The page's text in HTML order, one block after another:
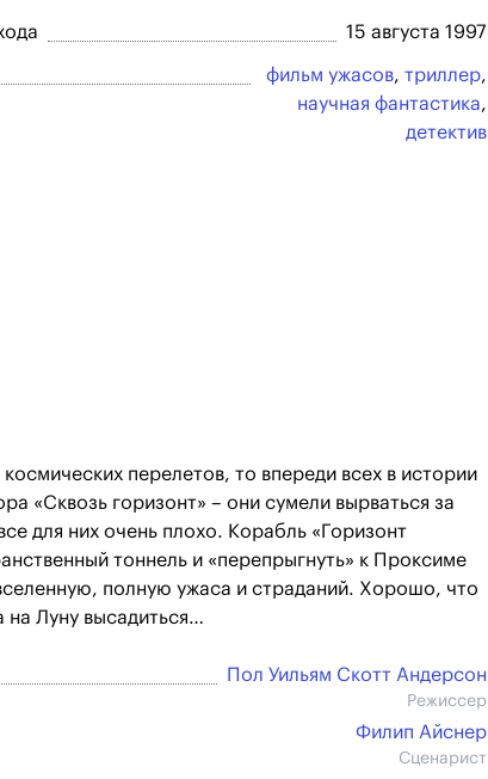
15 августа 1997
фильм ужасов, триллер,
научная фантастика,
детектив
перелетов, то впереди всех в истории
«Сквозь горизонт» – они сумели вырваться за
для них очень плохо. Корабль «Горизонт
тоннель и «перепрыгнуть» к Проксиме
полную ужаса и страданий. Хорошо, что
на Луну высадиться…
Пол Уильям Скотт Андерсон
Режиссер
Филип Айснер
Сценарист